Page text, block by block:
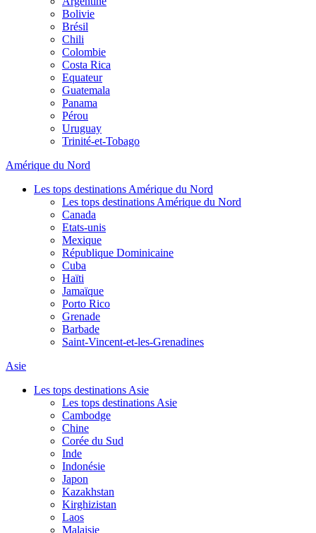
Bolivie
Brésil
Chili
Colombie
Costa Rica
Equateur
Guatemala
Panama
Pérou
Uruguay
Trinité-et-Tobago
Amérique du Nord
Les tops destinations Amérique du Nord
Les tops destinations Amérique du Nord
Canada
Etats-unis
Mexique
République Dominicaine
Cuba
Haïti
Jamaïque
Porto Rico
Grenade
Barbade
Saint-Vincent-et-les-Grenadines
Asie
Les tops destinations Asie
Les tops destinations Asie
Cambodge
Chine
Corée du Sud
Inde
Indonésie
Japon
Kazakhstan
Kirghizistan
Laos
Malaisie